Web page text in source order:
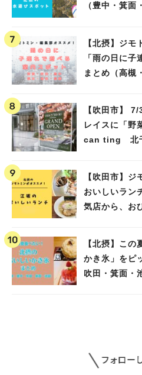
（豊中・箕面
【北摂】ジモ
「雨の日に子
まとめ（高槻
【吹田市】 7/30（木）
レイスに「
can ting 北千
【吹田市】
おいしいラン
気店から、お
【北摂】こ
かき氷」をピ
吹田・箕面・